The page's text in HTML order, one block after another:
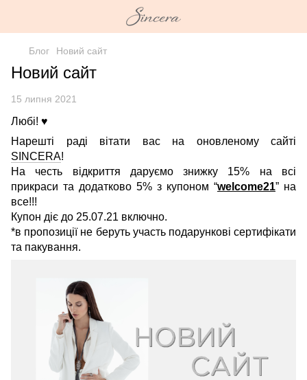
Блог Новий сайт
Новий сайт
15 липня 2021
Любі! ♥️
Нарешті раді вітати вас на оновленому сайті
SINCERA!
На честь відкриття даруємо знижку 15% на всі
прикраси та додатково 5% з купоном “welcome21” на
все!!!
Купон діє до 25.07.21 включно.
*в пропозиції не беруть участь подарункові сертифікати
та пакування.